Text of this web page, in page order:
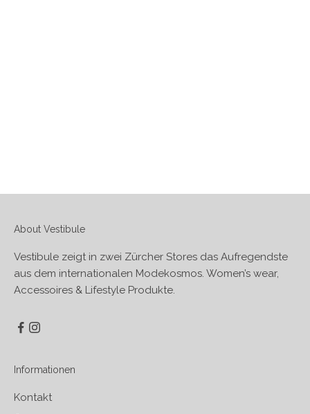
About Vestibule
Vestibule zeigt in zwei Zürcher Stores das Aufregendste
aus dem internationalen Modekosmos. Women’s wear,
Accessoires & Lifestyle Produkte.
Informationen
Kontakt